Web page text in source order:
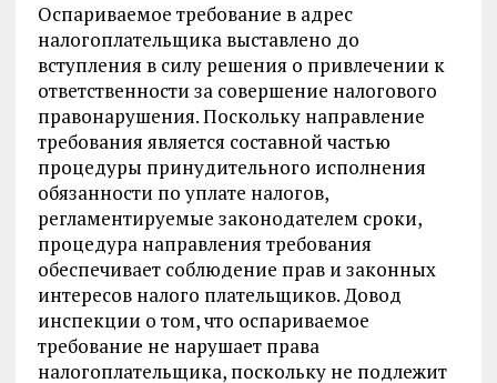
Оспариваемое требование в адрес
налогоплательщика выставлено до
вступления в силу решения о привлечении к
ответственности за совершение налогового
правонарушения. Поскольку направление
требования является составной частью
процедуры принудительного исполнения
обязанности по уплате налогов,
регламентируемые законодателем сроки,
процедура направления требования
обеспечивает соблюдение прав и законных
интересов налого плательщиков. Довод
инспекции о том, что оспариваемое
требование не нарушает права
налогоплательщика, поскольку не подлежит